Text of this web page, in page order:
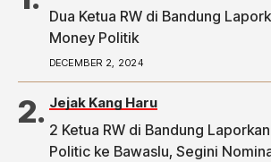
Dua Ketua RW di Bandung
Money Politik
DECEMBER 2, 2024
Jejak Kang Haru
2 Ketua RW di Bandung
Politic ke Bawaslu, Segini Nominalnya